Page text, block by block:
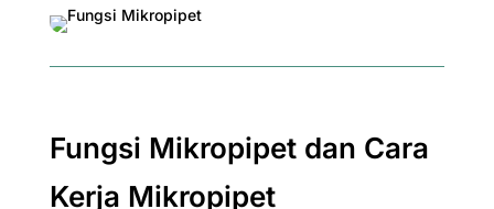
Fungsi Mikropipet dan Cara
Kerja Mikropipet